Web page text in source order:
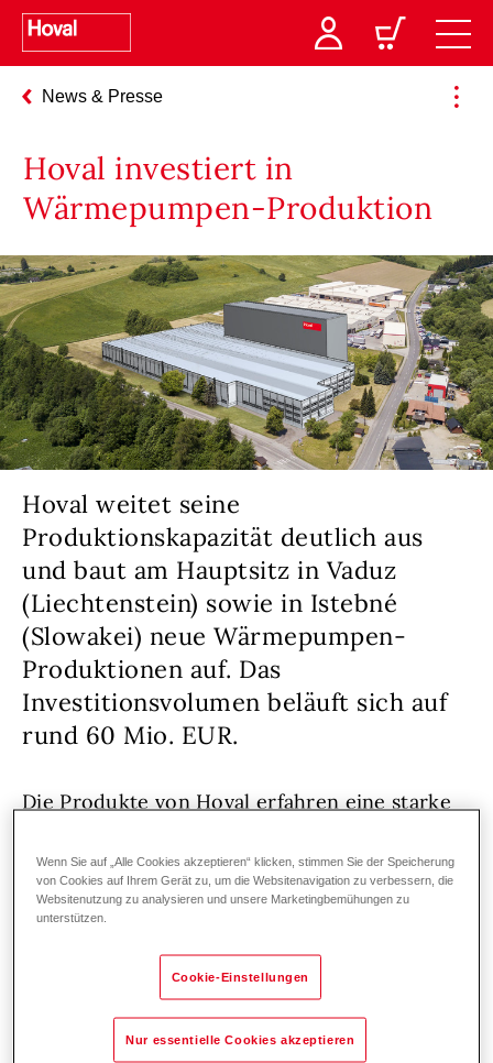
News & Presse
Hoval investiert in
Wärmepumpen-Produktion
Hoval weitet seine
Produktionskapazität deutlich aus
und baut am Hauptsitz in Vaduz
(Liechtenstein) sowie in Istebné
(Slowakei) neue Wärmepumpen-
Produktionen auf. Das
Investitionsvolumen beläuft sich auf
rund 60 Mio. EUR.
Die Produkte von Hoval erfahren eine starke
Premium-Wärmepumpen ist die
Unternehmensgruppe sehr gut positioniert.
Da der Bedarf an Wärmepumpen zuletzt
exponentiell angestiegen ist, arbeitet Hoval an
der Erweiterung seiner Kapazitäten und baut
sowohl am Hauptsitz in Vaduz als auch in
Istebné neue Wärmepumpen-Produktionen
Wenn Sie auf „Alle Cookies akzeptieren“ klicken, stimmen Sie der Speicherung
von Cookies auf Ihrem Gerät zu, um die Websitenavigation zu verbessern, die
Websitenutzung zu analysieren und unsere Marketingbemühungen zu
unterstützen.
Cookie-Einstellungen
Nur essentielle Cookies akzeptieren